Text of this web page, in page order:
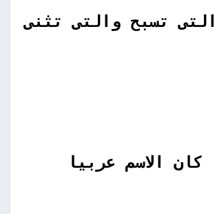
تسبح والتى تثنى
كان الاسم عربيا